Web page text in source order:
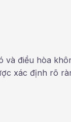
và điều hòa
xác định rõ